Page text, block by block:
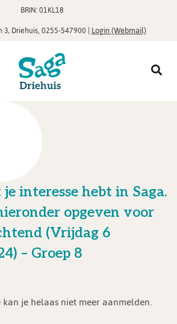
BRIN: 01KL18
Driehuis,0255-547900 |Login (Webmail)
interesse hebt in Saga.
opgeven voor
(Vrijdag 6
– Groep 8
je helaas niet meer aanmelden.